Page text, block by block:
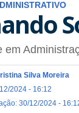
em
Silva Moreira
2024 - 16:12
30/12/2024 -